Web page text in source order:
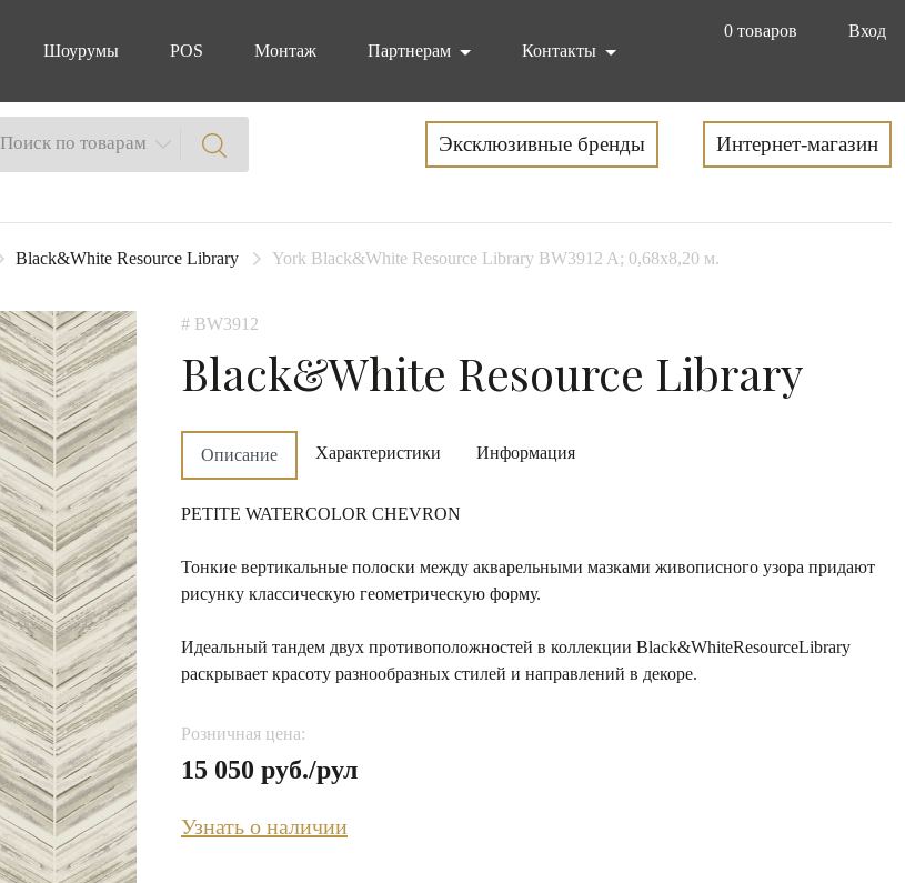
0 товаров
Вход
Шоурумы POS Монтаж Партнерам Контакты
Поиск по товарам Эксклюзивные бренды Интернет-магазин
Black&White Resource Library York Black&White Resource Library BW3912 A; 0,68х8,20 м.
# BW3912
Black&White Resource Library
Описание Характеристики Информация
PETITE WATERCOLOR CHEVRON
Тонкие вертикальные полоски между акварельными мазками живописного узора придают
рисунку классическую геометрическую форму.
Идеальный тандем двух противоположностей в коллекции Black&WhiteResourceLibrary
раскрывает красоту разнообразных стилей и направлений в декоре.
Розничная цена:
15 050 руб./рул
Узнать о наличии